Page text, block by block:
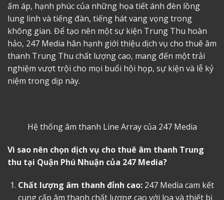
ấm áp, hạnh phúc của những họa tiết ánh đèn lồng
lung linh và tiếng đàn, tiếng hát vang vọng trong
không gian. Để tạo nên một sự kiện Trung Thu hoàn
hảo, 247 Media hân hạnh giới thiệu dịch vụ cho thuê âm
thanh Trung Thu chất lượng cao, mang đến một trải
nghiệm vượt trội cho mọi buổi hội họp, sự kiện và lễ kỷ
niệm trong dịp này.
Hệ thống âm thanh Line Array của 247 Media
Vì sao nên chọn dịch vụ cho thuê âm thanh Trung
thu tại Quận Phú Nhuận của 247 Media?
Chất lượng âm thanh đỉnh cao:247 Media cam kết
cung cấp âm thanh chất lượng cao với loa và thiết bị